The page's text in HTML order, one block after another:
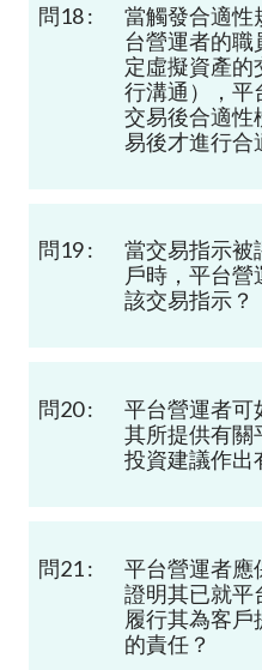
問18 :
當觸發合適性
台營運者的職
定虛擬資產的
行溝通），平
交易後合適性
易後才進行合
問19 :
當交易指示被
戶時，平台
該交易指示？
問20 :
平台營運者可
其所提供有關
投資建議作出
問21 :
平台營運者應
證明其已就平
履行其為客戶
的責任？